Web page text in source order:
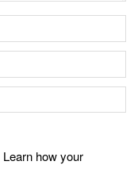
Learn how your